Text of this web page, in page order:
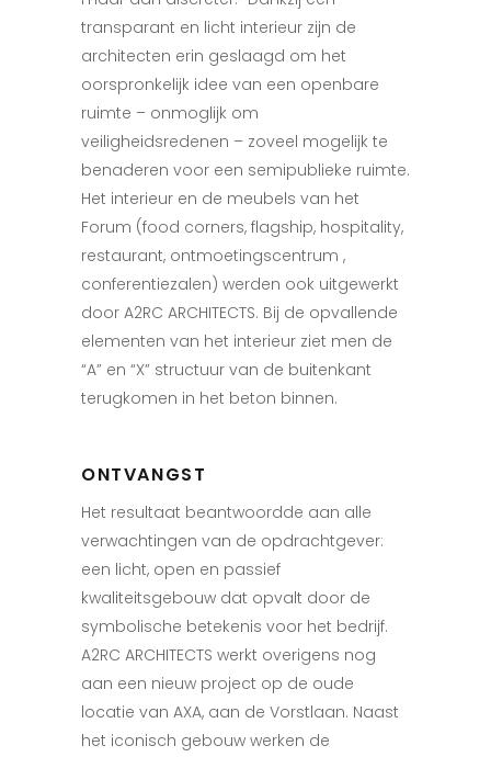
transparant en licht interieur zijn de
architecten erin geslaagd om het
oorspronkelijk idee van een openbare
ruimte – onmoglijk om
veiligheidsredenen – zoveel mogelijk te
benaderen voor een semipublieke ruimte.
Het interieur en de meubels van het
Forum (food corners, flagship, hospitality,
restaurant, ontmoetingscentrum ,
conferentiezalen) werden ook uitgewerkt
door A2RC ARCHITECTS. Bij de opvallende
elementen van het interieur ziet men de
“A” en “X” structuur van de buitenkant
terugkomen in het beton binnen.
ONTVANGST
Het resultaat beantwoordde aan alle
verwachtingen van de opdrachtgever:
een licht, open en passief
kwaliteitsgebouw dat opvalt door de
symbolische betekenis voor het bedrijf.
A2RC ARCHITECTS werkt overigens nog
aan een nieuw project op de oude
locatie van AXA, aan de Vorstlaan. Naast
het iconisch gebouw werken de